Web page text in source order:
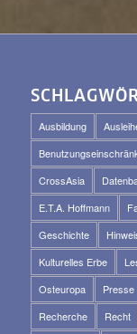
Ausbildung
CrossAsia
E.T.A. Hoffmann
Geschichte
Kulturelles Erbe
Osteuropa
Presse
Recherche
Recht